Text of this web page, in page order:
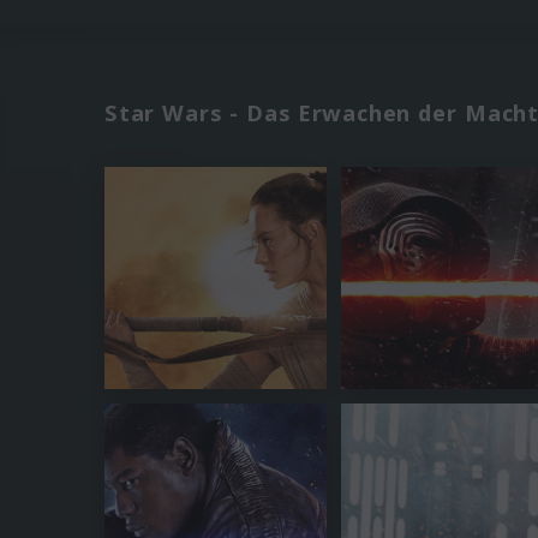
Star Wars - Das Erwachen der